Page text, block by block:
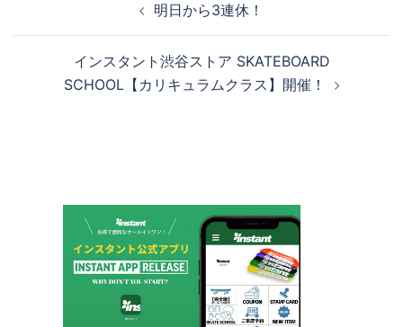
明日から3連休！
インスタント渋谷ストア SKATEBOARD
SCHOOL【カリキュラムクラス】開催！